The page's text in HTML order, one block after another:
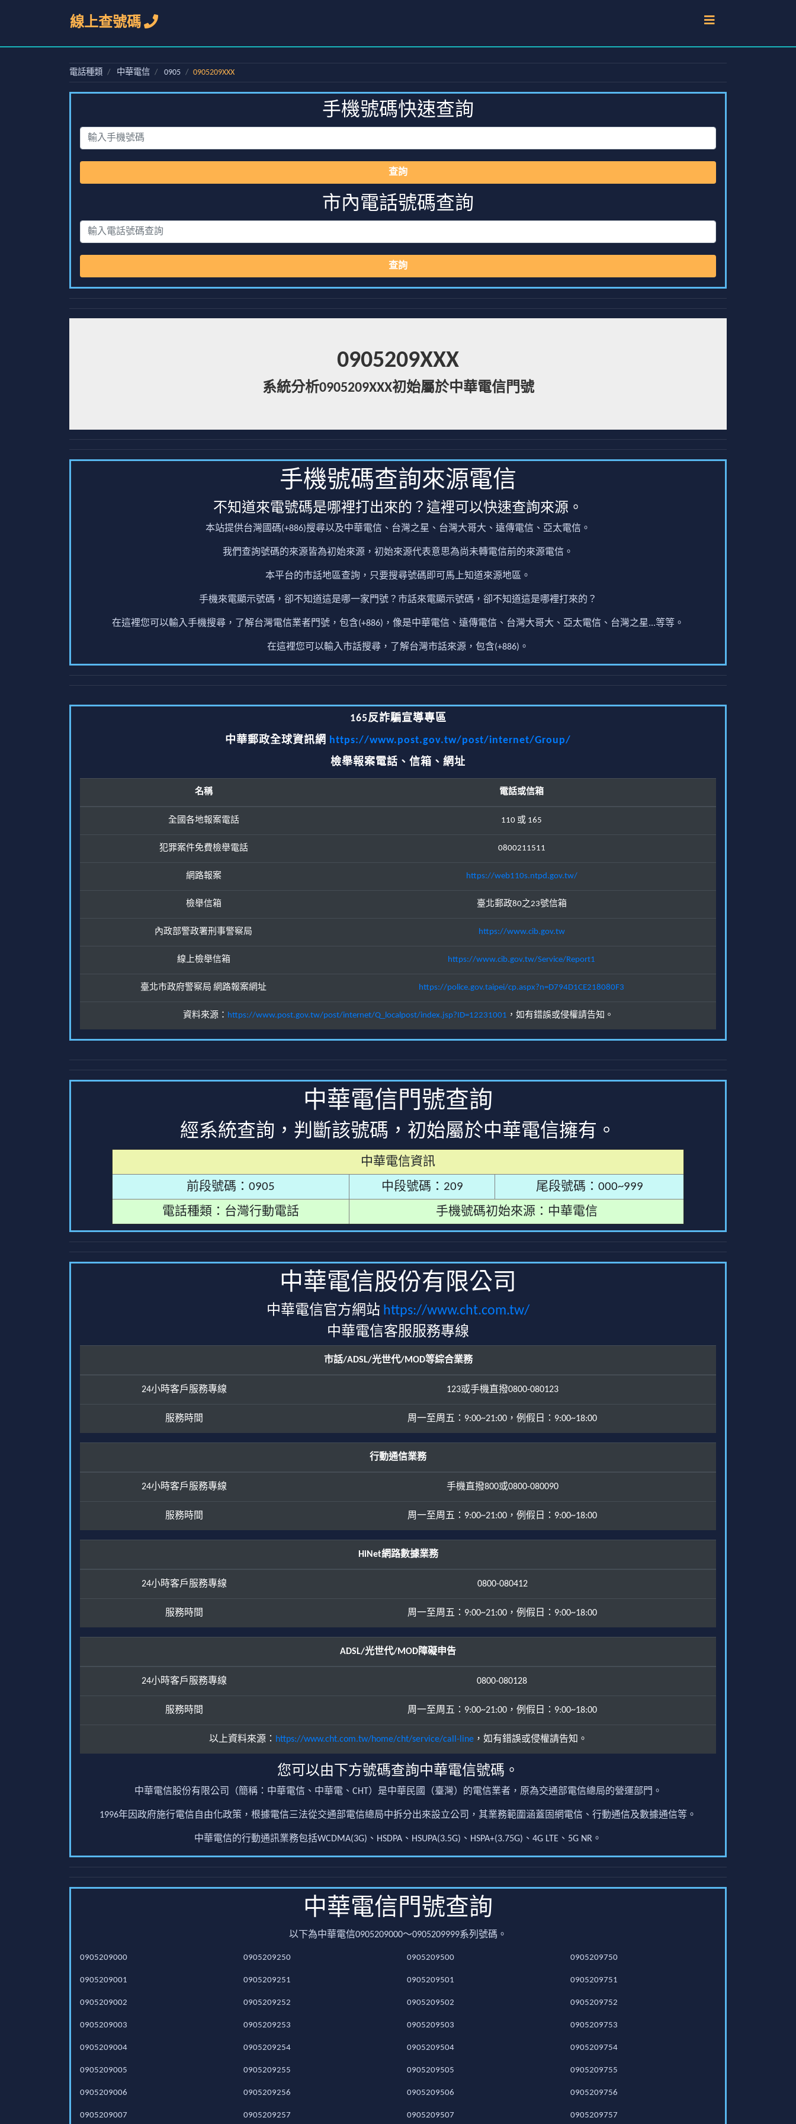
線上查號碼
電話種類 中華電信 0905 0905209XXX
手機號碼快速查詢
查詢
市內電話號碼查詢
查詢
0905209XXX
系統分析0905209XXX初始屬於中華電信門號
手機號碼查詢來源電信
不知道來電號碼是哪裡打出來的？這裡可以快速查詢來源。
本站提供台灣國碼(+886)搜尋以及中華電信、台灣之星、台灣大哥大、遠傳電信、亞太電信。
我們查詢號碼的來源皆為初始來源，初始來源代表意思為尚未轉電信前的來源電信。
本平台的市話地區查詢，只要搜尋號碼即可馬上知道來源地區。
手機來電顯示號碼，卻不知道這是哪一家門號？市話來電顯示號碼，卻不知道這是哪裡打來的？
在這裡您可以輸入手機搜尋，了解台灣電信業者門號，包含(+886)，像是中華電信、遠傳電信、台灣大哥大、亞太電信、台灣之星...等等。
在這裡您可以輸入市話搜尋，了解台灣市話來源，包含(+886)。
165反詐騙宣導專區
中華郵政全球資訊網 https://www.post.gov.tw/post/internet/Group/
檢舉報案電話、信箱、網址
名稱 電話或信箱
全國各地報案電話 110 或 165
犯罪案件免費檢舉電話 0800211511
網路報案 https://web110s.ntpd.gov.tw/
檢舉信箱 臺北郵政80之23號信箱
內政部警政署刑事警察局 https://www.cib.gov.tw
線上檢舉信箱 https://www.cib.gov.tw/Service/Report1
臺北市政府警察局 網路報案網址 https://police.gov.taipei/cp.aspx?n=D794D1CE218080F3
資料來源： https://www.post.gov.tw/post/internet/Q_localpost/index.jsp?ID=12231001 ，如有錯誤或侵權請告知。
中華電信門號查詢
經系統查詢，判斷該號碼，初始屬於中華電信擁有。
中華電信資訊
前段號碼：0905
中段號碼：209
尾段號碼：000~999
電話種類：台灣行動電話
手機號碼初始來源：中華電信
中華電信股份有限公司
中華電信官方網站 https://www.cht.com.tw/
中華電信客服服務專線
市話/ADSL/光世代/MOD等綜合業務
24小時客戶服務專線 123或手機直撥0800-080123
服務時間 周一至周五：9:00~21:00，例假日：9:00~18:00
行動通信業務
24小時客戶服務專線 手機直撥800或0800-080090
服務時間 周一至周五：9:00~21:00，例假日：9:00~18:00
HiNet網路數據業務
24小時客戶服務專線 0800-080412
服務時間 周一至周五：9:00~21:00，例假日：9:00~18:00
ADSL/光世代/MOD障礙申告
24小時客戶服務專線 0800-080128
服務時間 周一至周五：9:00~21:00，例假日：9:00~18:00
以上資料來源： https://www.cht.com.tw/home/cht/service/call-line，如有錯誤或侵權請告知。
您可以由下方號碼查詢中華電信號碼。
中華電信股份有限公司（簡稱：中華電信、中華電、CHT）是中華民國（臺灣）的電信業者，原為交通部電信總局的營運部門。
1996年因政府施行電信自由化政策，根據電信三法從交通部電信總局中拆分出來設立公司，其業務範圍涵蓋固網電信、行動通信及數據通信等。
中華電信的行動通訊業務包括WCDMA(3G)、HSDPA、HSUPA(3.5G)、HSPA+(3.75G)、4G LTE、5G NR。
中華電信門號查詢
以下為中華電信0905209000～0905209999系列號碼。
0905209000
0905209001
0905209002
0905209003
0905209004
0905209005
0905209006
0905209007
0905209250
0905209251
0905209252
0905209253
0905209254
0905209255
0905209256
0905209257
0905209500
0905209501
0905209502
0905209503
0905209504
0905209505
0905209506
0905209507
0905209750
0905209751
0905209752
0905209753
0905209754
0905209755
0905209756
0905209757